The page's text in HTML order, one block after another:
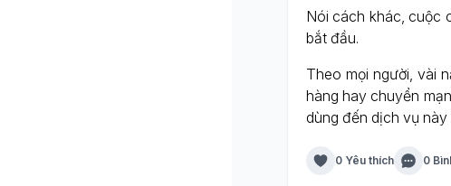
Nói cách khác, cuộc
bắt đầu.
Theo mọi người, vài
hàng hay chuyển
dùng đến dịch vụ này
0 Yêu thích 0